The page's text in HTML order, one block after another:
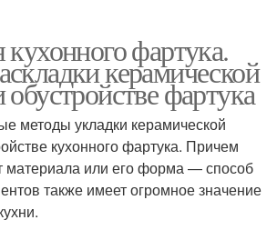
фартука.
керамической
фартука
методы укладки керамической
кухонного фартука. Причем
материала или его форма — способ
также имеет огромное значение